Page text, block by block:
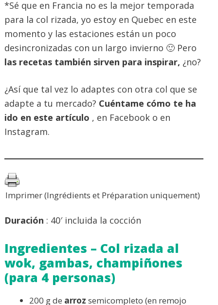
*Sé que en Francia no es la mejor temporada
para la col rizada, yo estoy en Quebec en este
momento y las estaciones están un poco
desincronizadas con un largo invierno 🙂 Pero
las recetas también sirven para inspirar, ¿no?
¿Así que tal vez lo adaptes con otra col que se
adapte a tu mercado? Cuéntame cómo te ha
ido en este artículo , en Facebook o en
Instagram.
Imprimer (Ingrédients et Préparation uniquement)
Duración : 40′ incluida la cocción
Ingredientes – Col rizada al
wok, gambas, champiñones
(para 4 personas)
200 g de arroz semicompleto (en remojo